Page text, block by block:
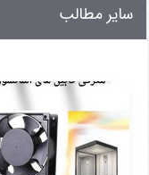
سایر مطالب